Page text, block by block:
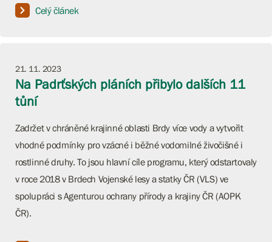
Celý článek
21. 11. 2023
Na Padrťských pláních přibylo dalších 11
tůní
Zadržet v chráněné krajinné oblasti Brdy více vody a vytvořit
vhodné podmínky pro vzácné i běžné vodomilné živočišné i
rostlinné druhy. To jsou hlavní cíle programu, který odstartovaly
v roce 2018 v Brdech Vojenské lesy a statky ČR (VLS) ve
spolupráci s Agenturou ochrany přírody a krajiny ČR (AOPK
ČR).